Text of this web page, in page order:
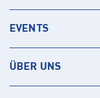
EVENTS
ÜBER UNS